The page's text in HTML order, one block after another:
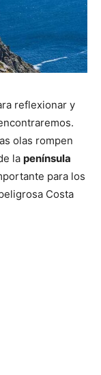
reflexionar y
olas rompen
la península
para los
Costa